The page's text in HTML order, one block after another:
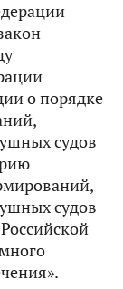
о порядке
судов
судов